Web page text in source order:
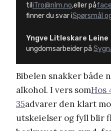
til iTro@nlm.no,eller på
finner du svar iSpørsmål
Yngve Litleskare Leine
ungdomsarbeider på
Bibelen snakker både
alkohol. I vers somHos
35advarer den klart
utskeielser og fyll blir